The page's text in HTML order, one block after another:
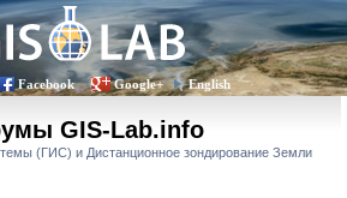
Facebook Google+ English
GIS-Lab.info
(ГИС) и Дистанционное зондирование Земли